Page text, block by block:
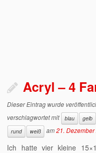
Acryl – 4
Dieser Eintrag wurde
verschlagwortet mit
blau gelb
rund
weiß am21.
Ich hatte vier kleine